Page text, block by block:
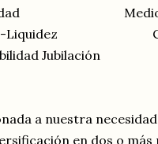
Medio-
-Liquidez
Jubilación
a nuestra
en dos o